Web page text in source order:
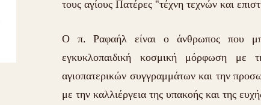
τους αγίους Πατέρες “τέχνη τεχνών και
Ο π. Ραφαήλ είναι ο άνθρωπος που
εγκυκλοπαιδική κοσμική μόρφωση
αγιοπατερικών συγγραμμάτων και την
με την καλλιέργεια της υπακοής και της